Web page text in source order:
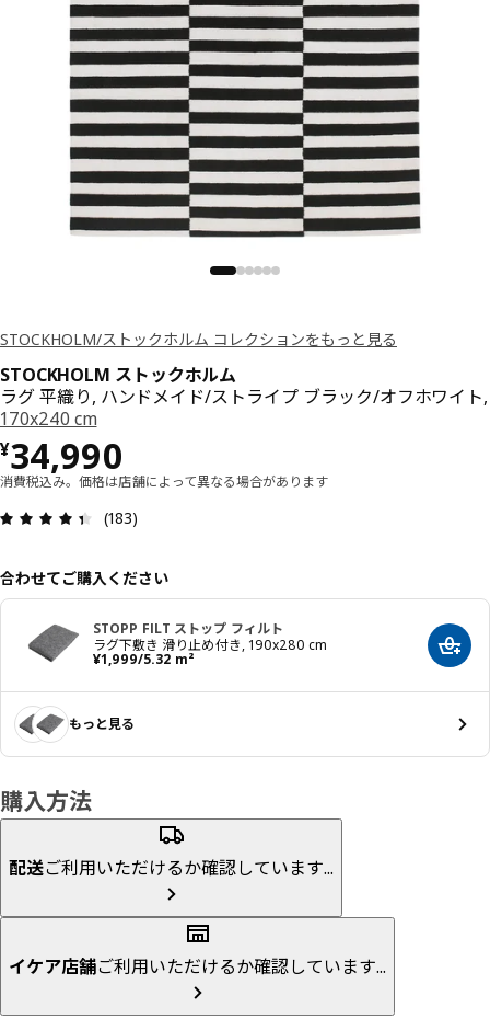
STOCKHOLM/ストックホルム コレクションをもっと見る
STOCKHOLM ストックホルム
ラグ 平織り, ハンドメイド/ストライプ ブラック/オフホワイト,
170x240 cm
¥34,990
価格 ¥ 34990
消費税込み。価格は店舗によって異なる場合があります
(183)
合わせてご購入ください
STOPP FILT ストップ フィルト
ラグ下敷き 滑り止め付き, 190x280 cm
¥1,999/5.32 m²
価格 ¥ 1999/5.32 m² カー
もっと見る
購入方法
配送ご利用いただけるか確認しています...
イケア店舗ご利用いただけるか確認しています...